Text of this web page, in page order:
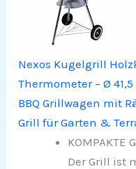
Nexos Kugelgrill
Thermometer – Ø
BBQ Grillwagen mit
Grill für Garten &
KOMPAKTE
Der Grill ist